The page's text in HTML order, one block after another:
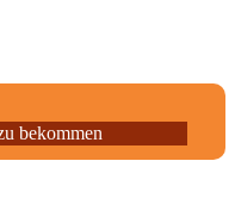
bekommen